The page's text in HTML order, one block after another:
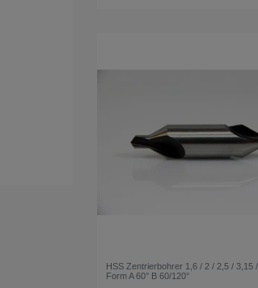
HSS Zentrierbohrer 1,6 / 2 / 2,5 / 3,15
Form A 60° B 60/120°